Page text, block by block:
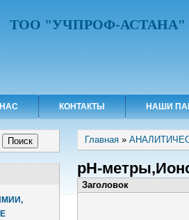
ТОО "УЧПРОФ-АСТАНА"
КОНТАКТЫ НАШИ
Вы здесь
Главная »
pH-
Заголовок